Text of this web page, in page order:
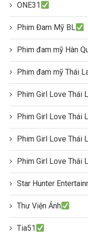
ONE31
Phim Đam Mỹ BL
Phim đam mỹ Hàn
Phim đam mỹ Thái
Phim Girl Love Thái
Phim Girl Love Thái
Phim Girl Love Thái
Phim Girl Love Thái
Star Hunter
Thư Viện Ảnh
Tia51